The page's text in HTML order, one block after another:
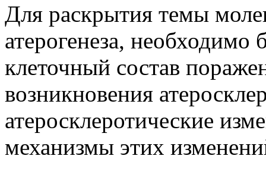
Для раскрытия темы
атерогенеза,
клеточный состав
возникновения
атеросклеротические
механизмы этих